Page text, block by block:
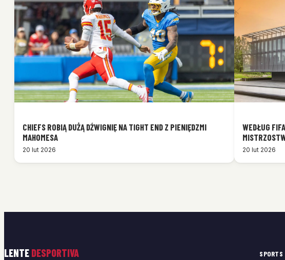
CHIEFS ROBIĄ DUŻĄ DŹWIGNIĘ NA TIGHT END Z PIENIĘDZMI
MAHOMESA
20 lut 2026
WEDŁUG
20 lut 2026
LENTE DESPORTIVA SPORTS